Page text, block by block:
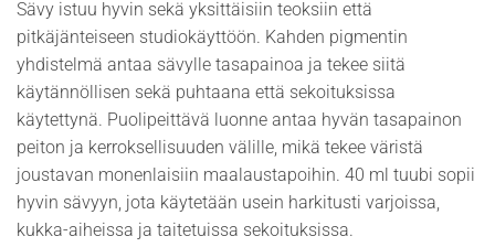
Sävy istuu hyvin sekä yksittäisiin teoksiin että
pitkäjänteiseen studiokäyttöön. Kahden pigmentin
yhdistelmä antaa sävylle tasapainoa ja tekee siitä
käytännöllisen sekä puhtaana että sekoituksissa
käytettynä. Puolipeittävä luonne antaa hyvän tasapainon
peiton ja kerroksellisuuden välille, mikä tekee väristä
joustavan monenlaisiin maalaustapoihin. 40 ml tuubi sopii
hyvin sävyyn, jota käytetään usein harkitusti varjoissa,
kukka-aiheissa ja taitetuissa sekoituksissa.